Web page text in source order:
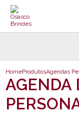
HomeProdutosAgendas
AGENDA